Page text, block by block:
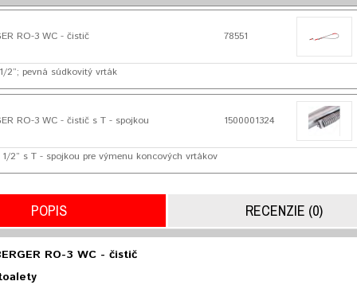
RO-3 WC - čistič 78551
2”; pevná súdkovitý vrták
RO-3 WC - čistič s T - spojkou 1500001324
2” s T - spojkou pre výmenu koncových vrtákov
POPIS RECENZIE (0)
RO-3 WC - čistič